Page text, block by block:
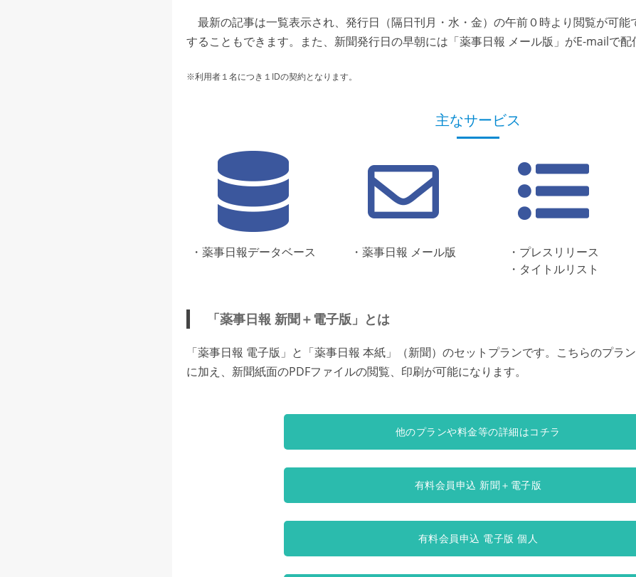
最新の記事は一覧表示され、発行日（隔日刊月・水・金）の午前０時より閲覧が可能
することもできます。また、新聞発行日の早朝には「薬事日報 メール版」がE-mailで配
※利用者１名につき１IDの契約となります。
主なサービス
・薬事日報データベース ・薬事日報 メール版
・プレスリリース
・タイトルリスト
「薬事日報 新聞＋電子版」とは
「薬事日報 電子版」と「薬事日報 本紙」（新聞）のセットプランです。こちらのプラ
に加え、新聞紙面のPDFファイルの閲覧、印刷が可能になります。
他のプランや料金等の詳細はコチラ
有料会員申込 新聞＋電子版
有料会員申込 電子版 個人